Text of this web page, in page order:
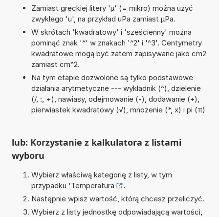
Zamiast greckiej litery 'µ' (= mikro) można użyć
zwykłego 'u', na przykład uPa zamiast µPa.
W skrótach 'kwadratowy' i 'sześcienny' można
pominąć znak '^' w znakach '^2' i '^3'. Centymetry
kwadratowe mogą być zatem zapisywane jako cm2
zamiast cm^2.
Na tym etapie dozwolone są tylko podstawowe
działania arytmetyczne --- wykładnik (^), dzielenie
(/, :, ÷), nawiasy, odejmowanie (-), dodawanie (+),
pierwiastek kwadratowy (√), mnożenie (*, x) i pi (π)
lub: Korzystanie z kalkulatora z listami
wyboru
Wybierz właściwą kategorię z listy, w tym
przypadku 'Temperatura
'.
Następnie wpisz wartość, którą chcesz przeliczyć.
Wybierz z listy jednostkę odpowiadającą wartości,